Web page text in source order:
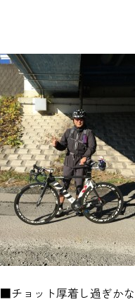
■チョット厚着し過ぎか